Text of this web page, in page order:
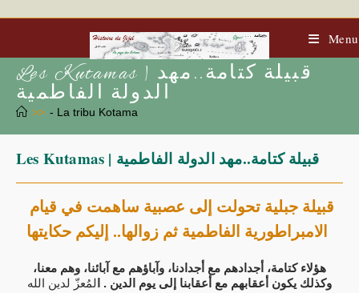
to
Menu
Les Kutamas | قبيلة كتامة..مهد
الدولة الفاطمية
>> - La tribu Kotama
Les Kutamas | قبيلة كتامة..مهد الدولة الفاطمية
قبيلة جبلية تحولت إلى عصبية ساهمت في قيام
الامبراطورية الفاطمية ثم زوالها.. إليكم حكايتها
هؤلاء كتامة، أجدادهم مع أجدادنا، وآباؤهم مع آبائنا، وهم معنا،
وكذلك يكون أعقابهم مع أعقابنا إلى يوم الدين . ا لمُعزّ لدين الله